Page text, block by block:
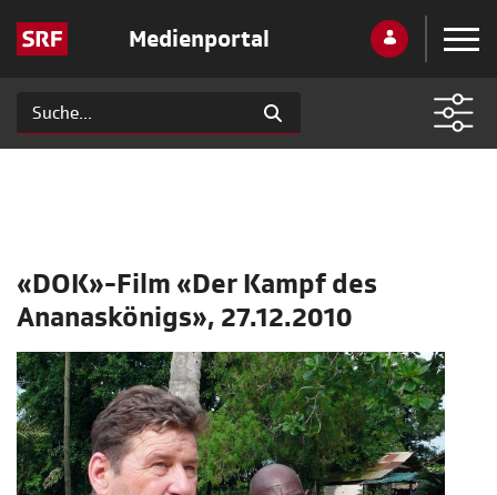
Medienportal
«DOK»-Film «Der Kampf des
Ananaskönigs», 27.12.2010